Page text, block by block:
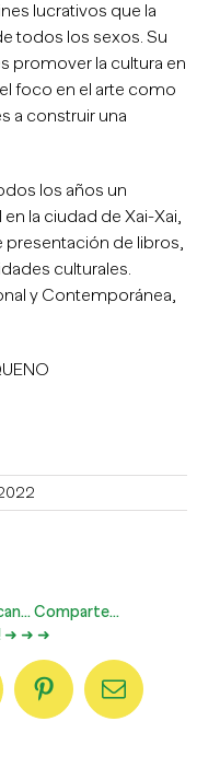
lucrativos que la
todos los sexos. Su
promover la cultura en
foco en el arte como
a construir una
los años un
la ciudad de Xai-Xai,
de libros,
culturales.
y Contemporánea,
Comparte...
➜ ➜ ➜
PinterestCorreo
electrónico